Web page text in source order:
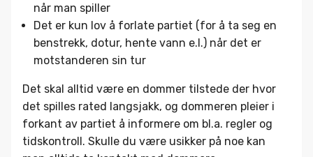
når man spiller
Det er kun lov å forlate partiet (for å ta seg en
benstrekk, dotur, hente vann e.l.) når det er
motstanderen sin tur
Det skal alltid være en dommer tilstede der hvor
det spilles rated langsjakk, og dommeren pleier i
forkant av partiet å informere om bl.a. regler og
tidskontroll. Skulle du være usikker på noe kan